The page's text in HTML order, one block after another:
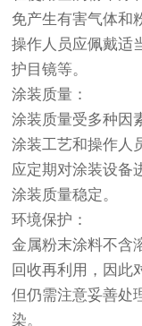
免产生有害气体和
操作人员应佩戴适
护目镜等。
涂装质量：
涂装质量受多种因
涂装工艺和操作人
应定期对涂装设备
涂装质量稳定。
环境保护：
金属粉末涂料不含
回收再利用，因此
但仍需注意妥善处
染。